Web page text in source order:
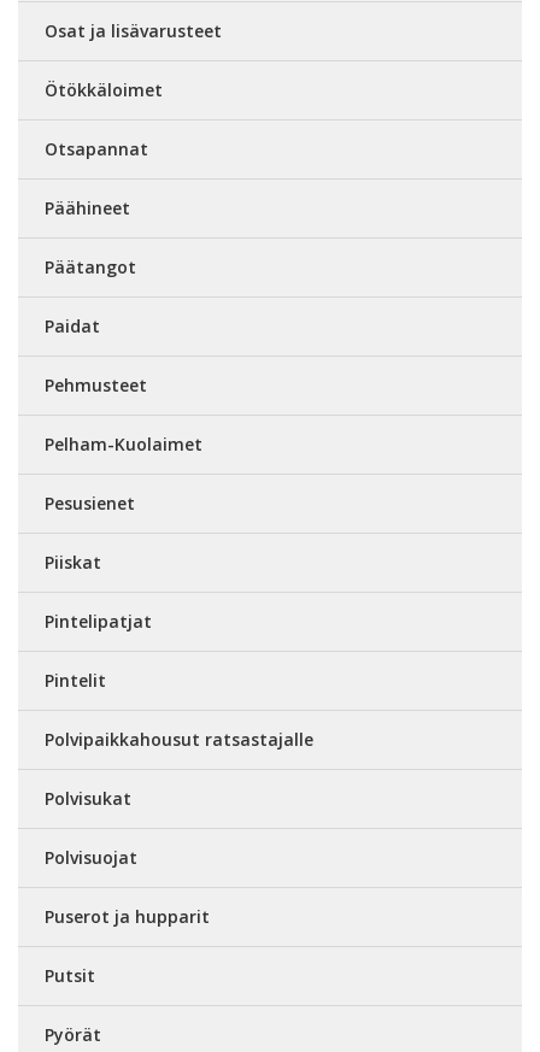
Osat ja lisävarusteet
Ötökkäloimet
Otsapannat
Päähineet
Päätangot
Paidat
Pehmusteet
Pelham-Kuolaimet
Pesusienet
Piiskat
Pintelipatjat
Pintelit
Polvipaikkahousut ratsastajalle
Polvisukat
Polvisuojat
Puserot ja hupparit
Putsit
Pyörät